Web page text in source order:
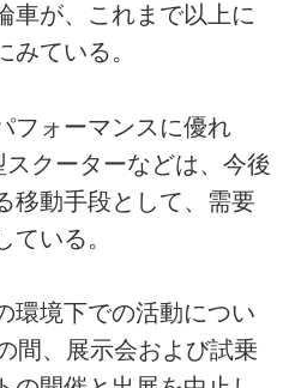
車が、これまで以上に
みている。
フォーマンスに優れ
クーターなどは、今後
移動手段として、需要
ている。
環境下での活動につい
間、展示会および試乗